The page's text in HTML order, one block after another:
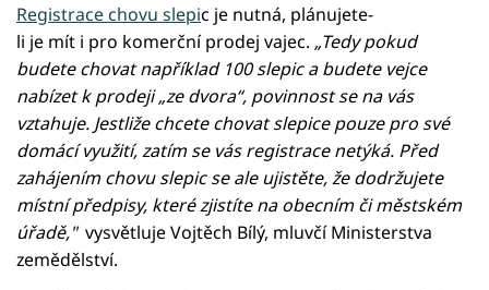
Registrace chovu slepic je nutná, plánujete-
li je mít i pro komerční prodej vajec. „Tedy pokud
budete chovat například 100 slepic a budete vejce
nabízet k prodeji „ze dvora“, povinnost se na vás
vztahuje. Jestliže chcete chovat slepice pouze pro své
domácí využití, zatím se vás registrace netýká. Před
zahájením chovu slepic se ale ujistěte, že dodržujete
místní předpisy, které zjistíte na obecním či městském
úřadě," vysvětluje Vojtěch Bílý, mluvčí Ministerstva
zemědělství.